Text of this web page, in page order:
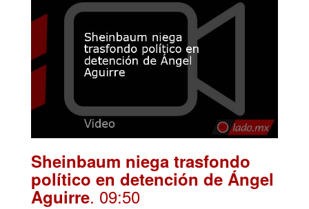
Sheinbaum niega trasfondo
político en detención de Ángel
Aguirre. 09:50